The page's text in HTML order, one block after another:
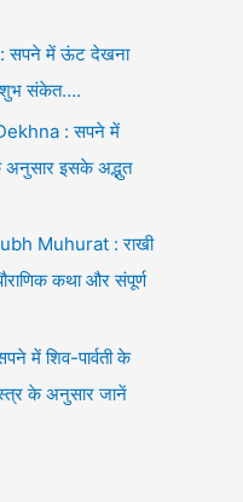
सपने में ऊंट देखना
संकेत….
: सपने में
अनुसार इसके अद्भुत
Muhurat : राखी
कथा और संपूर्ण
में शिव-पार्वती के
के अनुसार जानें